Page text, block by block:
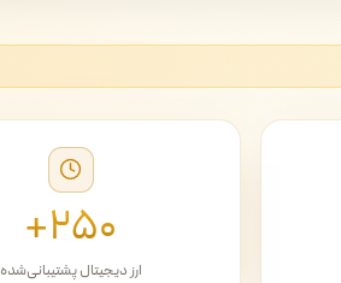
۲۵۰+
ارز دیجیتال پشتیبانی‌شده